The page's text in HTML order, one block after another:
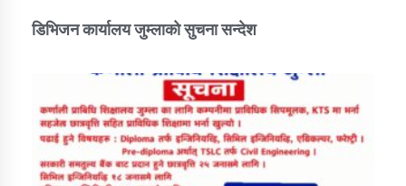
डिभिजन कार्यालय जुम्लाको सुचना सन्देश